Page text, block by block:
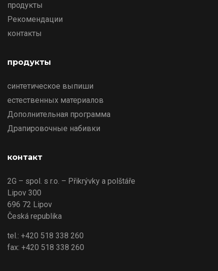
продукты
Рекомендации
контакты
продукты
синтетическое выпиши
естественных материалов
Дополнительная программа
Драпировочные набивки
контакт
2G – spol. s r.o. – Přikrývky a polštáře
Lipov 300
696 72 Lipov
Česká republika
tel.: +420 518 338 260
fax: +420 518 338 260